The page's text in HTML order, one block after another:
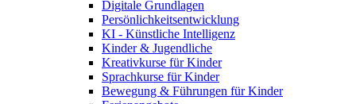
Digitale Grundlagen
Persönlichkeitsentwicklung
KI - Künstliche Intelligenz
Kinder & Jugendliche
Kreativkurse für Kinder
Sprachkurse für Kinder
Bewegung & Führungen für Kinder